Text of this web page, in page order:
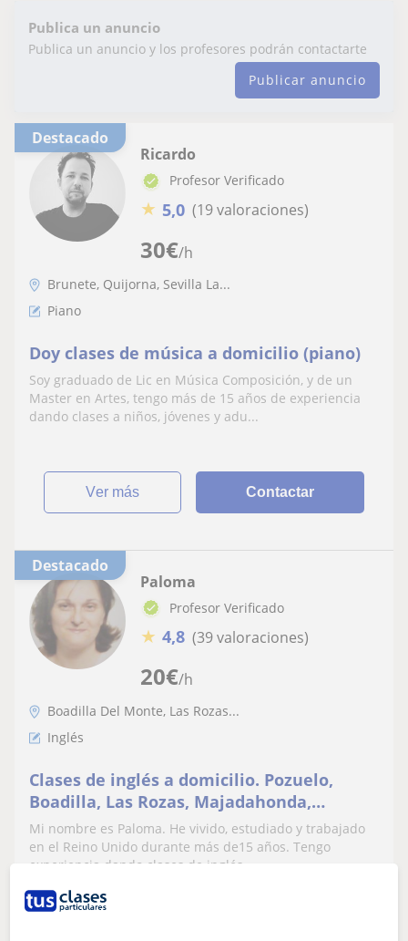
Publica un anuncio
Publica un anuncio y los profesores podrán contactarte
Publicar anuncio
Destacado
30€/h
Ricardo
Profesor Verificado
★ 5,0 (19 valoraciones)
Brunete, Quijorna, Sevilla La...
Piano
Doy clases de música a domicilio (piano)
Soy graduado de Lic en Música Composición, y de un
Master en Artes, tengo más de 15 años de experiencia
dando clases a niños, jóvenes y adu...
ver más Contactar
Destacado
20€/h
Paloma
Profesor Verificado
★ 4,8 (39 valoraciones)
Boadilla Del Monte, Las Rozas...
Inglés
Clases de inglés a domicilio. Pozuelo,
Boadilla, Las Rozas, Majadahonda,
Villaviciosa de Odón, Brunete
Mi nombre es Paloma. He vivido, estudiado y trabajado
en el Reino Unido durante más de15 años. Tengo
experiencia dando clases de inglés...